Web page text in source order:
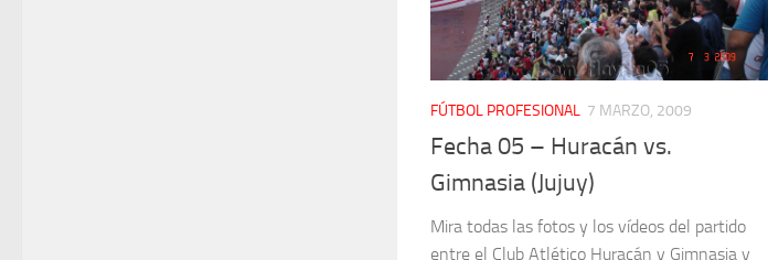
FÚTBOL PROFESIONAL 7 MARZO, 2009
Fecha 05 – Huracán vs.
Gimnasia (Jujuy)
Mira todas las fotos y los vídeos del partido
entre el Club Atlético Huracán y Gimnasia y